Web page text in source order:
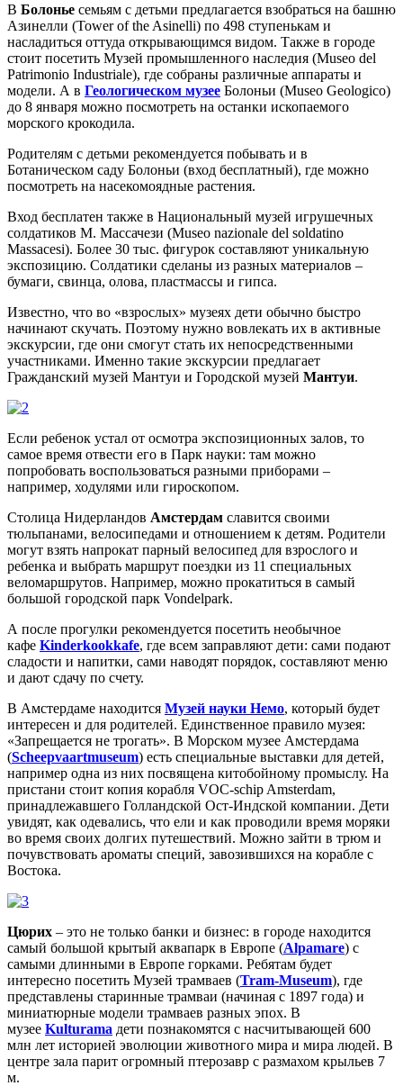
В Болонье семьям с детьми предлагается взобраться на башню
Азинелли (Tower of the Asinelli) по 498 ступенькам и
насладиться оттуда открывающимся видом. Также в городе
стоит посетить Музей промышленного наследия (Museo del
Patrimonio Industriale), где собраны различные аппараты и
модели. А в Геологическом музее Болоньи (Museo Geologico)
до 8 января можно посмотреть на останки ископаемого
морского крокодила.
Родителям с детьми рекомендуется побывать и в
Ботаническом саду Болоньи (вход бесплатный), где можно
посмотреть на насекомоядные растения.
Вход бесплатен также в Национальный музей игрушечных
солдатиков М. Массачези (Museo nazionale del soldatino
Massacesi). Более 30 тыс. фигурок составляют уникальную
экспозицию. Солдатики сделаны из разных материалов –
бумаги, свинца, олова, пластмассы и гипса.
Известно, что во «взрослых» музеях дети обычно быстро
начинают скучать. Поэтому нужно вовлекать их в активные
экскурсии, где они смогут стать их непосредственными
участниками. Именно такие экскурсии предлагает
Гражданский музей Мантуи и Городской музей Мантуи.
Если ребенок устал от осмотра экспозиционных залов, то
самое время отвести его в Парк науки: там можно
попробовать воспользоваться разными приборами –
например, ходулями или гироскопом.
Столица Нидерландов Амстердам славится своими
тюльпанами, велосипедами и отношением к детям. Родители
могут взять напрокат парный велосипед для взрослого и
ребенка и выбрать маршрут поездки из 11 специальных
веломаршрутов. Например, можно прокатиться в самый
большой городской парк Vondelpark.
А после прогулки рекомендуется посетить необычное
кафе Kinderkookkafe, где всем заправляют дети: сами подают
сладости и напитки, сами наводят порядок, составляют меню
и дают сдачу по счету.
В Амстердаме находится Музей науки Немо, который будет
интересен и для родителей. Единственное правило музея:
«Запрещается не трогать». В Морском музее Амстердама
(Scheepvaartmuseum) есть специальные выставки для детей,
например одна из них посвящена китобойному промыслу. На
пристани стоит копия корабля VOC-schip Amsterdam,
принадлежавшего Голландской Ост-Индской компании. Дети
увидят, как одевались, что ели и как проводили время моряки
во время своих долгих путешествий. Можно зайти в трюм и
почувствовать ароматы специй, завозившихся на корабле с
Востока.
Цюрих – это не только банки и бизнес: в городе находится
самый большой крытый аквапарк в Европе (Alpamare) с
самыми длинными в Европе горками. Ребятам будет
интересно посетить Музей трамваев (Tram-Museum), где
представлены старинные трамваи (начиная с 1897 года) и
миниатюрные модели трамваев разных эпох. В
музее Kulturama дети познакомятся с насчитывающей 600
млн лет историей эволюции животного мира и мира людей. В
центре зала парит огромный птерозавр с размахом крыльев 7
м.